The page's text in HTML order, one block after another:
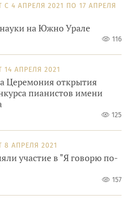
С 4 АПРЕЛЯ 2021 ПО 17 АПРЕЛЯ
на Южно Урале
116
14 АПРЕЛЯ 2021
Церемония открытия
пианистов имени
125
8 АПРЕЛЯ 2021
участие в "Я говорю по-
157